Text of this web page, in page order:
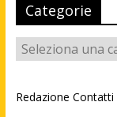
Categorie
Categorie
Redazione Contatti